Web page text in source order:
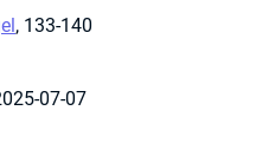
, 133-140
07-07